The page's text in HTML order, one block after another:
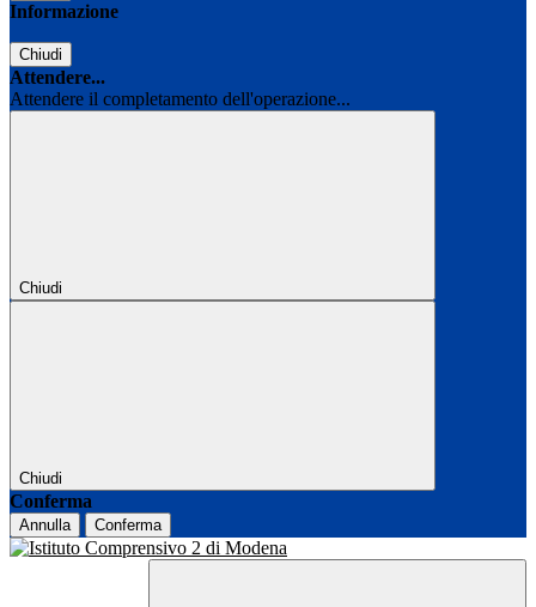
Informazione
Chiudi
Attendere...
Attendere il completamento dell'operazione...
Chiudi
Chiudi
Conferma
Annulla Conferma